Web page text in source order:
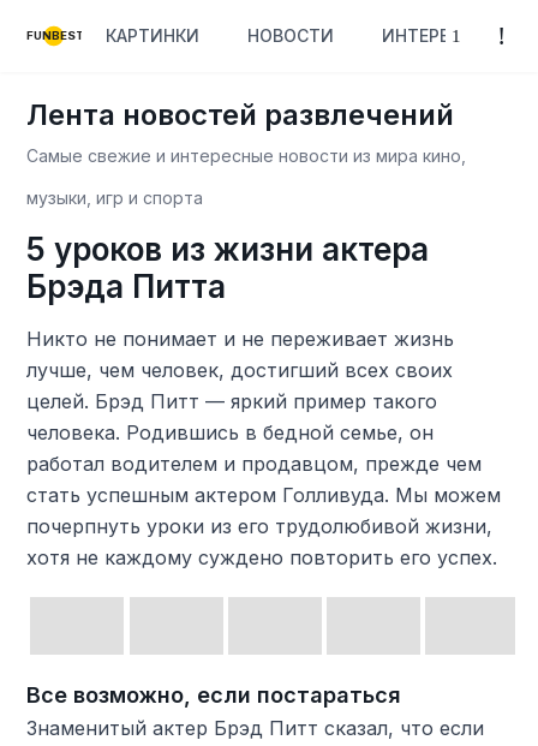
FUNBEST КАРТИНКИ НОВОСТИ ИНТЕРЕСНОЕ
Лента новостей развлечений
Самые свежие и интересные новости из мира кино,
музыки, игр и спорта
5 уроков из жизни актера
Брэда Питта
Никто не понимает и не переживает жизнь
лучше, чем человек, достигший всех своих
целей. Брэд Питт — яркий пример такого
человека. Родившись в бедной семье, он
работал водителем и продавцом, прежде чем
стать успешным актером Голливуда. Мы можем
почерпнуть уроки из его трудолюбивой жизни,
хотя не каждому суждено повторить его успех.
Все возможно, если постараться
Знаменитый актер Брэд Питт сказал, что если